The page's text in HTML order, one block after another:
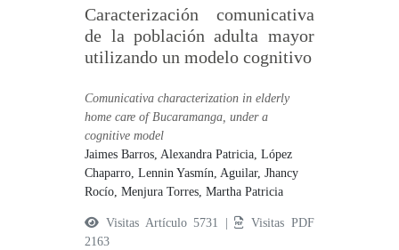
Caracterización comunicativa
de la población adulta mayor
utilizando un modelo cognitivo
Comunicativa characterization in elderly
home care of Bucaramanga, under a
cognitive model
Jaimes Barros, Alexandra Patricia,López
Chaparro, Lennin Yasmín,Aguilar, Jhancy
Rocío,Menjura Torres, Martha Patricia
Visitas Artículo 5731 |
Visitas PDF
2163